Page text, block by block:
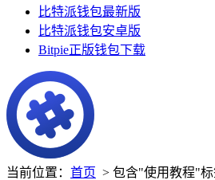
比特派钱包最新版
比特派钱包安卓版
Bitpie正版钱包下载
当前位置： 首页 > 包含"使用教程"